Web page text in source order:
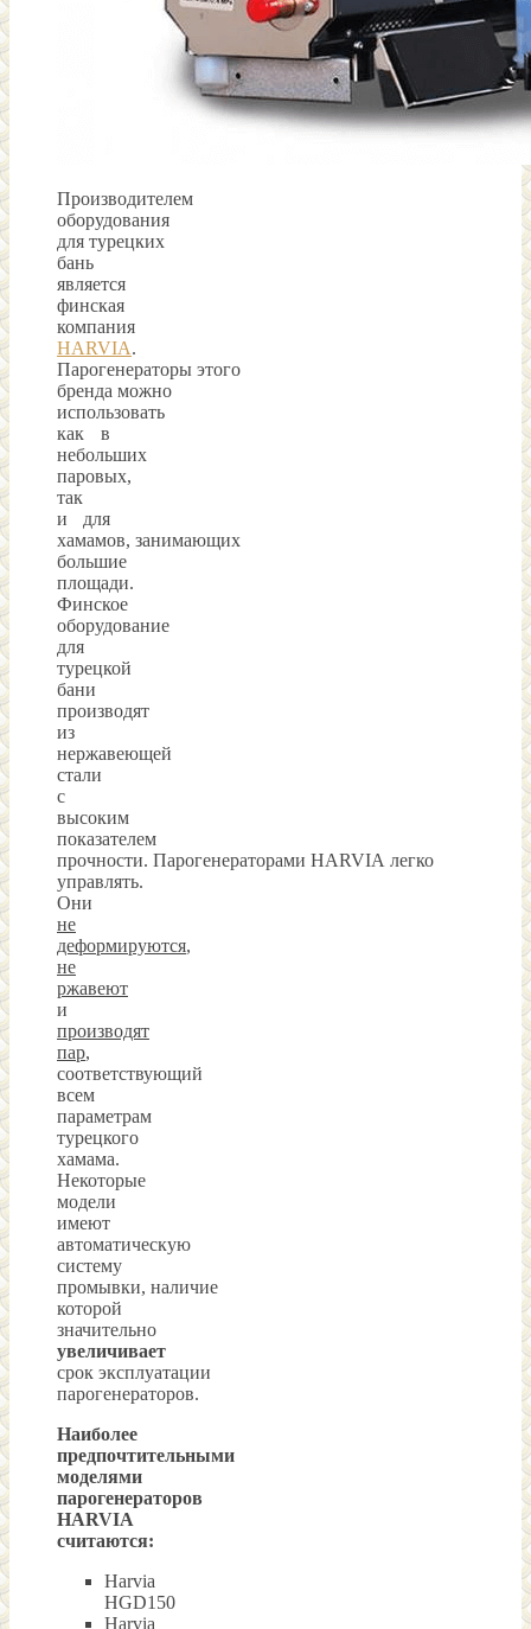
Производителем
оборудования
для турецких
бань
является
финская
компания
HARVIA.
Парогенераторы этого
бренда можно
использовать
как в
небольших
паровых,
так
и для
хамамов, занимающих
большие
площади.
Финское
оборудование
для
турецкой
бани
производят
из
нержавеющей
стали
с
высоким
показателем
прочности. Парогенераторами HARVIA легко
управлять.
Они
не
деформируются,
не
ржавеют
и
производят
пар,
соответствующий
всем
параметрам
турецкого
хамама.
Некоторые
модели
имеют
автоматическую
систему
промывки, наличие
которой
значительно
увеличивает
срок эксплуатации
парогенераторов.
Наиболее
предпочтительными
моделями
парогенераторов
HARVIA
считаются:
Harvia
HGD150
Harvia